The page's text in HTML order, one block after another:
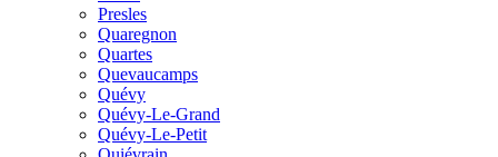
Presles
Quaregnon
Quartes
Quevaucamps
Quévy
Quévy-Le-Grand
Quévy-Le-Petit